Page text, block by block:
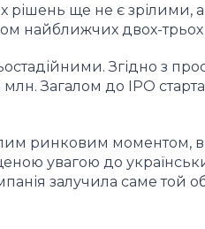
рішень ще не є
найближчих двох-трьох
Згідно з
Загалом до IPO
ринковим моментом,
увагою до
залучила саме той